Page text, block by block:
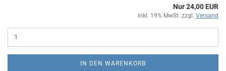
Nur 24,00 EUR
inkl. 19% MwSt. zzgl. Versand
IN DEN WARENKORB